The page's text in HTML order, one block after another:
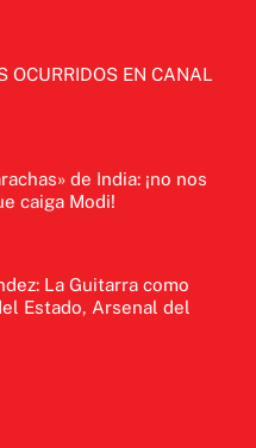
OCURRIDOS EN CANAL
de India: ¡no nos
caiga Modi!
La Guitarra como
Estado, Arsenal del